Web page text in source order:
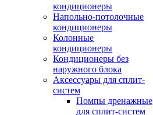
кондиционеры
Напольно-потолочные
кондиционеры
Колонные
кондиционеры
Кондиционеры без
наружного блока
Аксессуары для сплит-
систем
Помпы дренажные
для сплит-систем